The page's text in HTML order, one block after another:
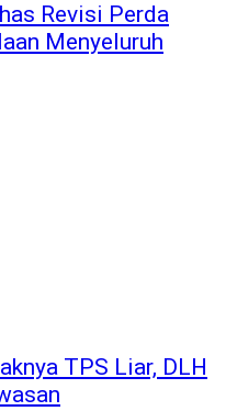
Revisi Perda
Menyeluruh
TPS Liar, DLH